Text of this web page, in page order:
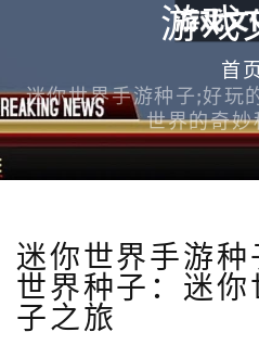
游戏
首
迷你世界手游种子;好玩
世界的奇
迷你世界手游
世界种子：迷
子之旅